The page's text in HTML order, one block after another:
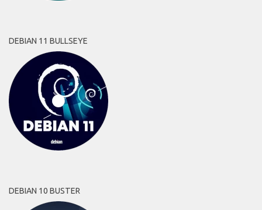
DEBIAN 11 BULLSEYE
DEBIAN 10 BUSTER